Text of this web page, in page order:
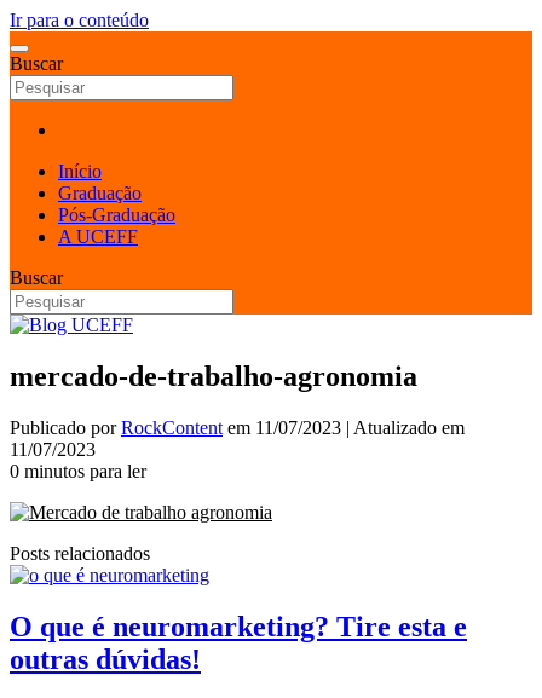
Ir para o conteúdo
Buscar
Início
Graduação
Pós-Graduação
A UCEFF
Buscar
mercado-de-trabalho-agronomia
Publicado porRockContent em 11/07/2023 | Atualizado em
11/07/2023
0 minutos para ler
Posts relacionados
O que é neuromarketing? Tire esta e
outras dúvidas!